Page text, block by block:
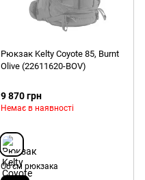
Рюкзак Kelty Coyote 85, Burnt
Olive (22611620-BOV)
9 870 грн
Немає в наявності
Об'єм рюкзака